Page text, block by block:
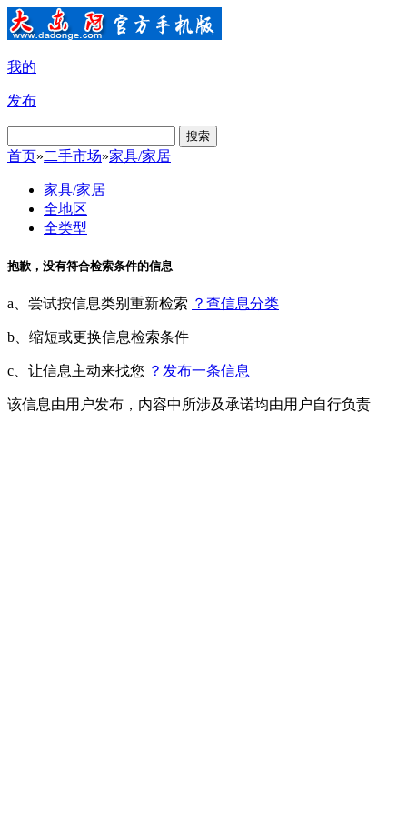
我的
发布
搜索
首页»二手市场»家具/家居
家具/家居
全地区
全类型
抱歉，没有符合检索条件的信息
a、尝试按信息类别重新检索 ？查信息分类
b、缩短或更换信息检索条件
c、让信息主动来找您 ？发布一条信息
该信息由用户发布，内容中所涉及承诺均由用户自行负责